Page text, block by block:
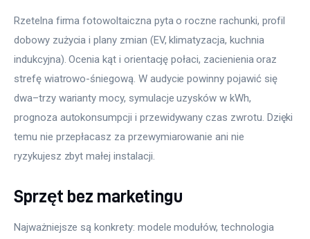
Rzetelna firma fotowoltaiczna pyta o roczne rachunki, profil
dobowy zużycia i plany zmian (EV, klimatyzacja, kuchnia
indukcyjna). Ocenia kąt i orientację połaci, zacienienia oraz
strefę wiatrowo-śniegową. W audycie powinny pojawić się
dwa–trzy warianty mocy, symulacje uzysków w kWh,
prognoza autokonsumpcji i przewidywany czas zwrotu. Dzięki
temu nie przepłacasz za przewymiarowanie ani nie
ryzykujesz zbyt małej instalacji.
Sprzęt bez marketingu
Najważniejsze są konkrety: modele modułów, technologia